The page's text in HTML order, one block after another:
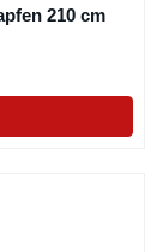
210 cm